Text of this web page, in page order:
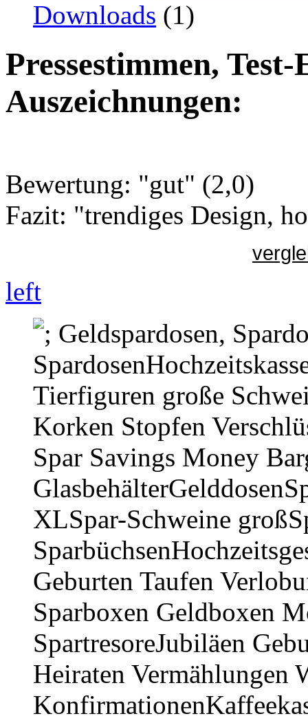
Downloads (1)
Pressestimmen,
Auszeichnungen:
Bewertung: "gut" (2,0)
Fazit: "trendiges Design,
left